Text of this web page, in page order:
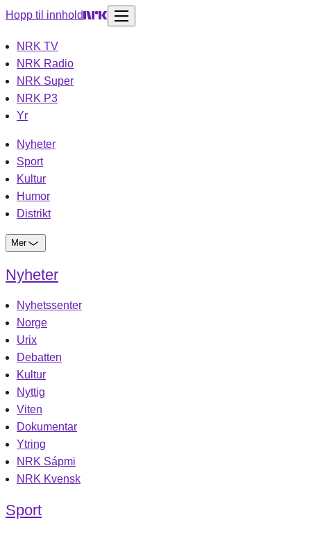
Hopp til innhold
NRK TV
NRK Radio
NRK Super
NRK P3
Yr
Nyheter
Sport
Kultur
Humor
Distrikt
Mer
Nyheter
Nyhetssenter
Norge
Urix
Debatten
Kultur
Nyttig
Viten
Dokumentar
Ytring
NRK Sápmi
NRK Kvensk
Sport